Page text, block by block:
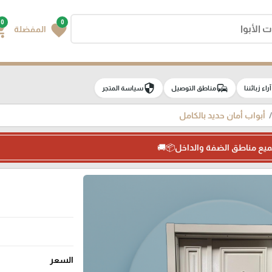
0
favorite المفضلة
0
آراء زبائننا commuteمناطق التوصيل securityسياسة المتجر
أبواب أمان حديد بالكامل
مناطق الضفة والداخل📦🚚
السعر